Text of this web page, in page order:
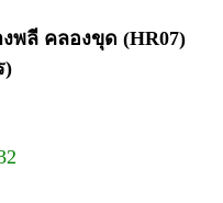
พลี คลองขุด (HR07)
)